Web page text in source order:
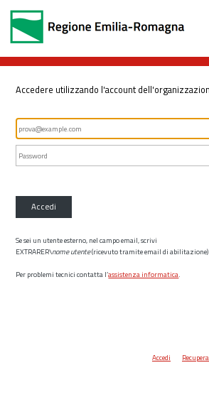
Accedere utilizzando l'account
Accedi
Se sei un utente esterno, nel campo email, scrivi
EXTRARER\nome utente(ricevuto tramite email di abilitazione)
Per problemi tecnici contatta l’assistenza informatica.
Accedi